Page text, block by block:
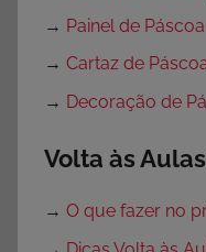
→ Painel de Páscoa
→ Cartaz de
→ Decoração de
Volta às
→ O que fazer no